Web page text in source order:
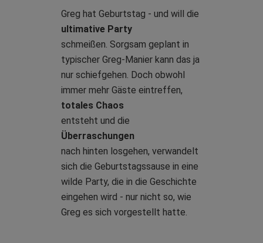
Greg hat Geburtstag - und will die
ultimative Party
schmeißen. Sorgsam geplant in
typischer Greg-Manier kann das ja
nur schiefgehen. Doch obwohl
immer mehr Gäste eintreffen,
totales Chaos
entsteht und die
Überraschungen
nach hinten losgehen, verwandelt
sich die Geburtstagssause in eine
wilde Party, die in die Geschichte
eingehen wird - nur nicht so, wie
Greg es sich vorgestellt hatte.